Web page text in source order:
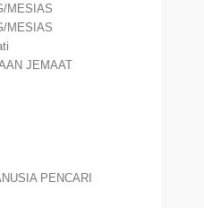
MESIAS
MESIAS
JEMAAT
PENCARI